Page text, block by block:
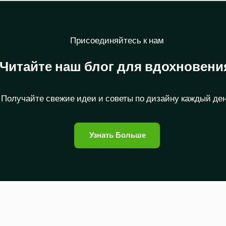
Присоединяйтесь к нам
Читайте наш блог для
Получайте свежие идеи и советы по дизайну каждый
Узнать Больше